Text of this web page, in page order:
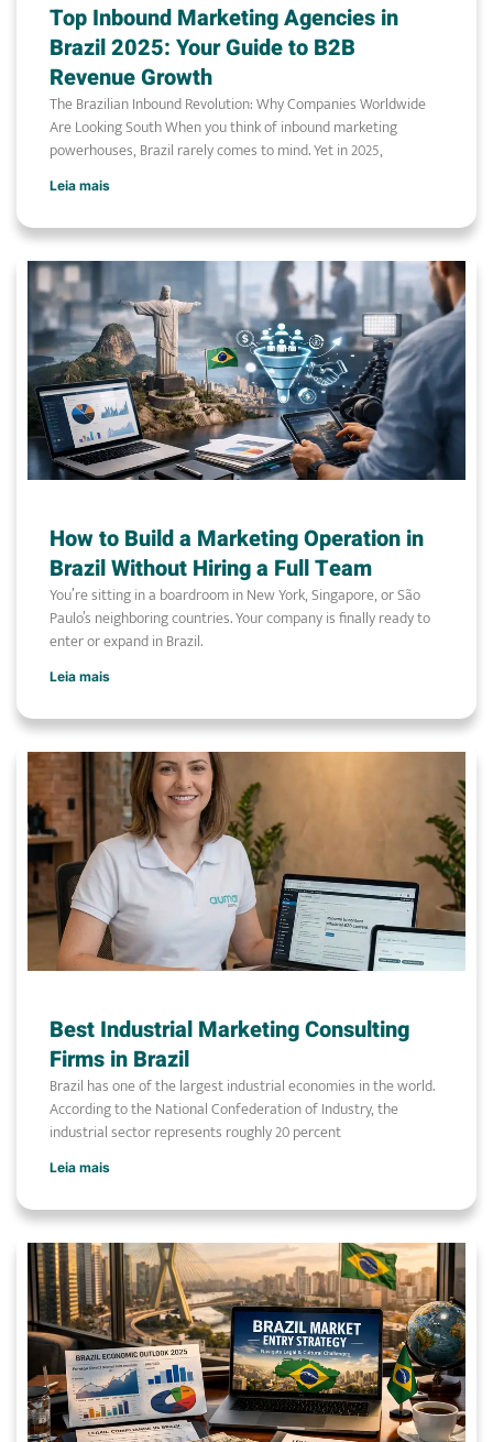
Top Inbound Marketing Agencies in
Brazil 2025: Your Guide to B2B
Revenue Growth
The Brazilian Inbound Revolution: Why Companies Worldwide
Are Looking South When you think of inbound marketing
powerhouses, Brazil rarely comes to mind. Yet in 2025,
Leia mais
How to Build a Marketing Operation in
Brazil Without Hiring a Full Team
You’re sitting in a boardroom in New York, Singapore, or São
Paulo’s neighboring countries. Your company is finally ready to
enter or expand in Brazil.
Leia mais
Best Industrial Marketing Consulting
Firms in Brazil
Brazil has one of the largest industrial economies in the world.
According to the National Confederation of Industry, the
industrial sector represents roughly 20 percent
Leia mais